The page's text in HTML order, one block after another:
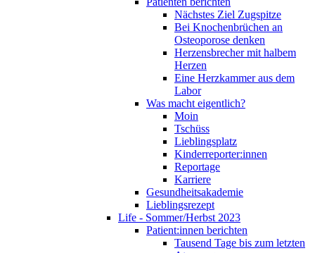
Nächstes Ziel Zugspitze
Bei Knochenbrüchen an
Osteoporose denken
Herzensbrecher mit halbem
Herzen
Eine Herzkammer aus dem
Labor
Was macht eigentlich?
Moin
Tschüss
Lieblingsplatz
Kinderreporter:innen
Reportage
Karriere
Gesundheitsakademie
Lieblingsrezept
Life - Sommer/Herbst 2023
Patient:innen berichten
Tausend Tage bis zum letzten